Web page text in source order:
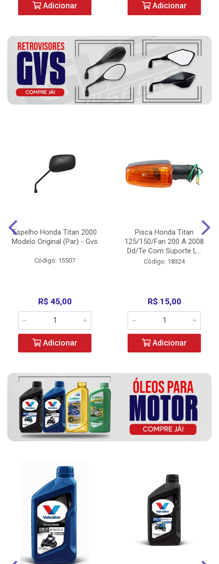
Adicionar Adicionar
Espelho Honda Titan 2000
Modelo Original (Par) - Gvs
Código: 15507
R$ 45,00
Adicionar
Pisca Honda Titan
125/150/Fan 200 A 2008
Dd/Te Com Suporte L...
Código: 18324
R$ 15,00
Adicionar